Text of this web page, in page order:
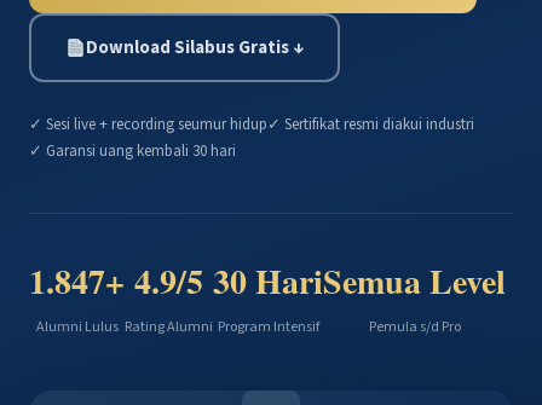
Download Silabus Gratis ↓
✓ Sesi live + recording seumur hidup✓ Sertifikat resmi diakui industri
✓ Garansi uang kembali 30 hari
1.847+
Alumni Lulus
4.9/5
Rating Alumni
30 Hari
Program Intensif
Semua Level
Pemula s/d Pro